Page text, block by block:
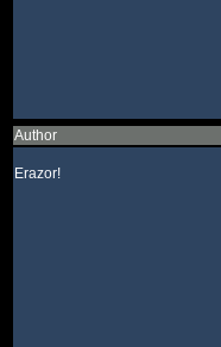
Author
Erazor!